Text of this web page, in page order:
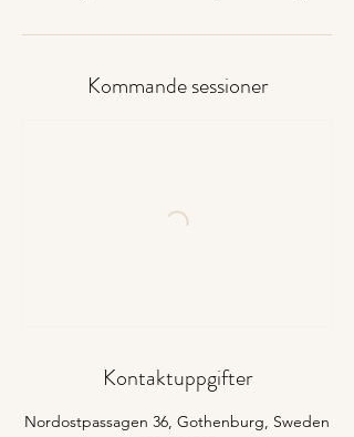
Kommande sessioner
Kontaktuppgifter
Nordostpassagen 36, Gothenburg, Sweden